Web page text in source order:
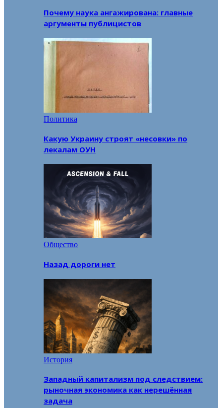
Почему наука ангажирована: главные
аргументы публицистов
Политика
Какую Украину строят «несовки» по
лекалам ОУН
Общество
Назад дороги нет
История
Западный капитализм под следствием:
рыночная экономика как нерешённая
задача